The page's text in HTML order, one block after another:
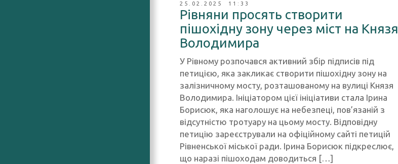
25.02.2025 11:33
Рівняни просять створити
пішохідну зону через міст на Князя
Володимира
У Рівному розпочався активний збір підписів під
петицією, яка закликає створити пішохідну зону на
залізничному мосту, розташованому на вулиці Князя
Володимира. Ініціатором цієї ініціативи стала Ірина
Борисюк, яка наголошує на небезпеці, пов’язаній з
відсутністю тротуару на цьому мосту. Відповідну
петицію зареєстрували на офіційному сайті петицій
Рівненської міської ради. Ірина Борисюк підкреслює,
що наразі пішоходам доводиться […]